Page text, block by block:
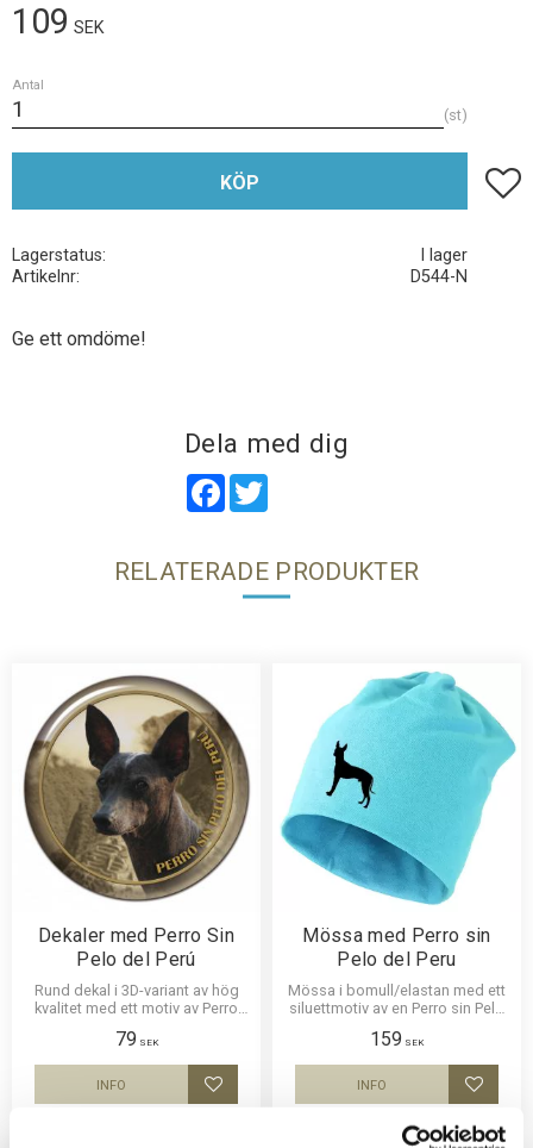
109 SEK
Antal
st
KÖP Lägg
Lagerstatus
I lager
Artikelnr
D544-N
Ge ett omdöme!
Dela med dig
Facebook
RELATERADE PRODUKTER
Dekaler med Perro Sin
Pelo del Perú
Rund dekal i 3D-variant av hög
kvalitet med ett motiv av Perro
storlekar 10 cm , 15 cm och 30
cm i diameter.
79 SEK
Lägg till i favoriter
INFO
Mössa med Perro sin
Pelo del Peru
Mössa i bomull/elastan med ett
siluettmotiv av en Perro sin Pelo
färger.
159 SEK
Lägg
INFO